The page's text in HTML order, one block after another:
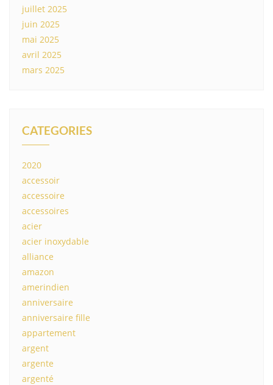
juillet 2025
juin 2025
mai 2025
avril 2025
mars 2025
CATEGORIES
2020
accessoir
accessoire
accessoires
acier
acier inoxydable
alliance
amazon
amerindien
anniversaire
anniversaire fille
appartement
argent
argente
argenté